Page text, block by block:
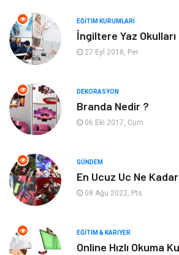
Otomotiv
Yapı İnşaat
Tatil
Bahçe Ev Maden
Organizasyon Plastik
Emlak
Finans & Ekonomi
EĞITIM KURUMLARI
İngiltere Yaz Okulları
27 Eyl 2018, Per
DEKORASYON
Branda Nedir ?
06 Eki 2017, Cum
GÜNDEM
En Ucuz Uc Ne
08 Ağu 2022, Pts
EĞITIM & KARIYER
Online Hızlı Okuma